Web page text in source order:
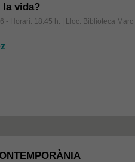
la vida?
- Horari: 18.45 h. | Lloc: Biblioteca